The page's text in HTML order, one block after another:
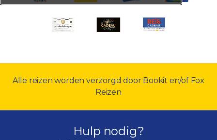
Alle reizen worden verzorgd door Bookit en/of Fox
Reizen
Hulp nodig?